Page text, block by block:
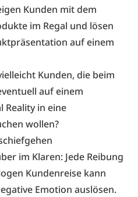
Kunden mit dem
im Regal und lösen
auf einem
Kunden, die beim
auf einem
Reality in eine
wollen?
im Klaren: Jede Reibung
Kundenreise kann
Emotion auslösen.